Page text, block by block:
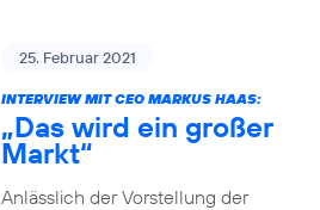
25. Februar 2021
INTERVIEW MIT CEO MARKUS HAAS:
„Das wird ein großer
Markt“
Anlässlich der Vorstellung der